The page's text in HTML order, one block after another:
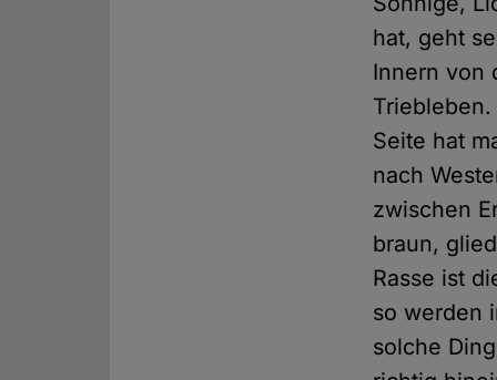
hat, geht
Innern von
Seite hat
nach
zwischen
braun,
Rasse ist
so werden
solche